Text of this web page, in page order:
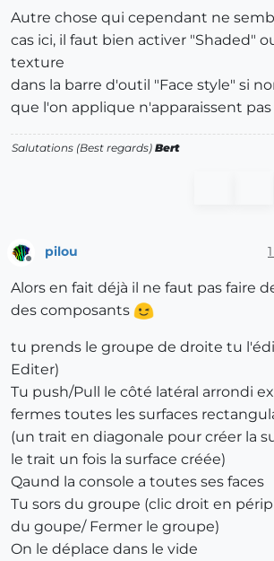
Autre chose qui cependant ne
cas ici, il faut bien activer "Shaded"
texture
dans la barre d'outil "Face style" si
que l'on applique n'apparaissent pas
Salutations (Best regards) Bert
pilou
Alors en fait déjà il ne faut pas faire
des composants
tu prends le groupe de droite tu
Editer)
Tu push/Pull le côté latéral arrondi
fermes toutes les surfaces
(un trait en diagonale pour créer la
le trait un fois la surface créée)
Qaund la console a toutes ses faces
Tu sors du groupe (clic droit en
du goupe/ Fermer le groupe)
On le déplace dans le vide